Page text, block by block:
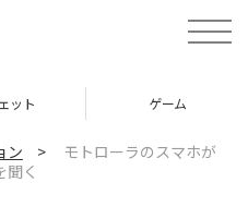
t
o
a
v
ット ゲーム
ン >
モトローラのスマホが
聞く